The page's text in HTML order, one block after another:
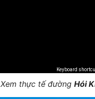
Keyboard
Xem thực tế đường Hói